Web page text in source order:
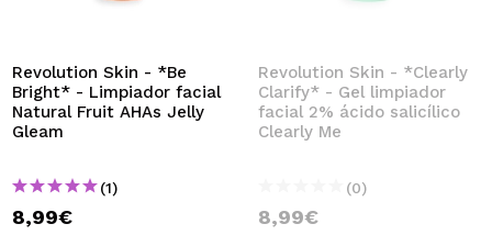
Revolution Skin - *Be
Bright* - Limpiador facial
Natural Fruit AHAs Jelly
Gleam
(1)
8,99€
Revolution Skin - *Clearly
Clarify* - Gel limpiador
facial 2% ácido salicílico
Clearly Me
(0)
8,99€